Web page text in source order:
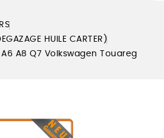
HUILE CARTER)
A8 Q7 Volkswagen Touareg